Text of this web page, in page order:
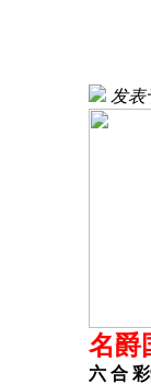
发表
名爵
六 合